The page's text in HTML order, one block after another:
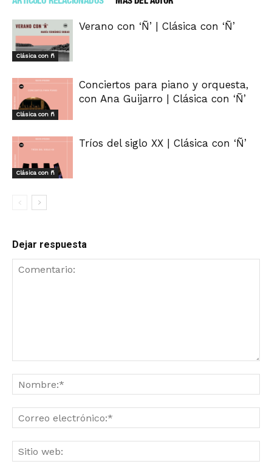
Clásica con ñ
Verano con ‘Ñ’ | Clásica con ‘Ñ’
Clásica con ñ
Conciertos para piano y orquesta,
con Ana Guijarro | Clásica con ‘Ñ’
Clásica con ñ
Tríos del siglo XX | Clásica con ‘Ñ’
Dejar respuesta